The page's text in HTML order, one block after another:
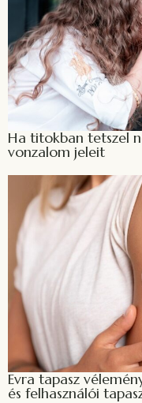
Ha titokban tetszel
vonzalom jeleit
Evra tapasz
és felhasználói